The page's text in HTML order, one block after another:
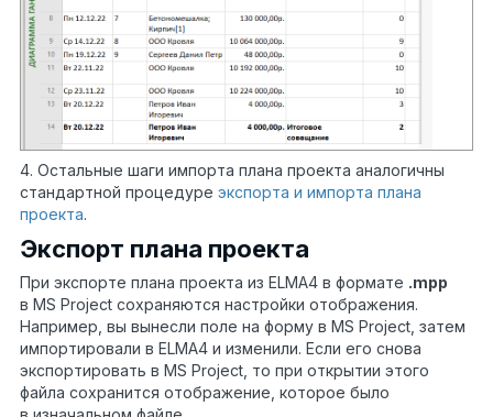
4. Остальные шаги импорта плана проекта аналогичны
стандартной процедуре экспорта и импорта плана
проекта.
Экспорт плана проекта
При экспорте плана проекта из ELMA4 в формате .mpp
в MS Project сохраняются настройки отображения.
Например, вы вынесли поле на форму в MS Project, затем
импортировали в ELMA4 и изменили. Если его снова
экспортировать в MS Project, то при открытии этого
файла сохранится отображение, которое было